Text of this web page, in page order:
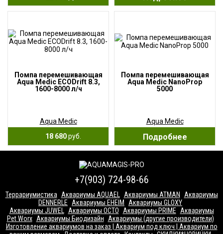
Помпа перемешивающая
Aqua Medic ECODrift 8.3,
1600-8000 л/ч
Aqua Medic
18 680руб.
Помпа перемешивающая
Aqua Medic NanoProp
5000
Aqua Medic
Подробнее
+7(903) 724-98-66
Террариумистика Аквариумы AQUAEL Аквариумы ATMAN
Аквариумы
DENNERLE
Аквариумы EHEIM
Аквариумы GLOXY
Аквариумы JUWEL
Аквариумы OCTO Аквариумы PRIME
Аквариумы
Pet Worx Аквариумы Биодизайн
Аквариумы (другие производители)
Изготовление аквариумов на заказ | Аквариум под ключ | Аквариум по